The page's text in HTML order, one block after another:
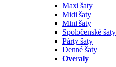
Maxi šaty
Midi šaty
Mini šaty
Spoločenské šaty
Párty šaty
Denné šaty
Overaly